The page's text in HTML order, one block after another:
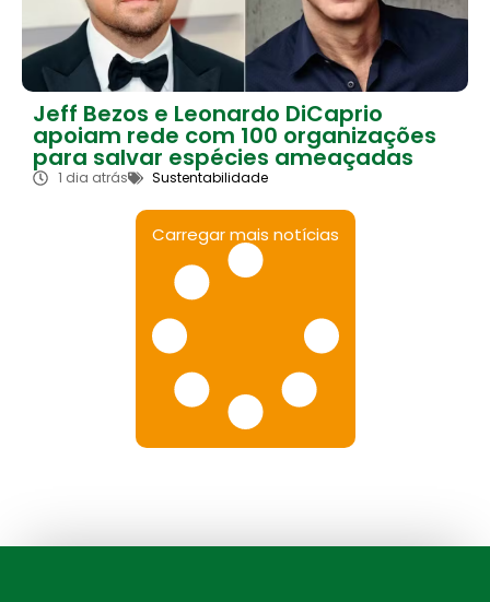
Jeff Bezos e Leonardo DiCaprio
apoiam rede com 100 organizações
para salvar espécies ameaçadas
1 dia atrás Sustentabilidade
Carregar mais notícias